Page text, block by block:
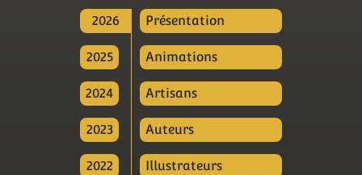
2026
2025
2024
2023
2022
Présentation
Animations
Artisans
Auteurs
Illustrateurs